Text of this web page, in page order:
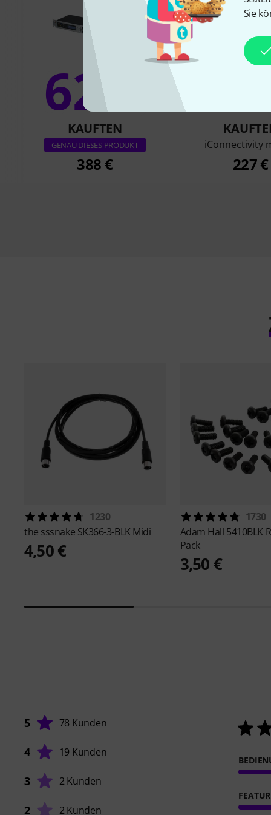
Sie
62%
KAUFTEN
GENAU DIESES PRODUKT
388 €
iConnectivity
227 €
1230
the sssnake SK366-3-BLK Midi
4,50 €
1730
Adam Hall 5410BLK
Pack
3,50 €
5 78 Kunden
4 19 Kunden
3 2 Kunden
2 2 Kunden